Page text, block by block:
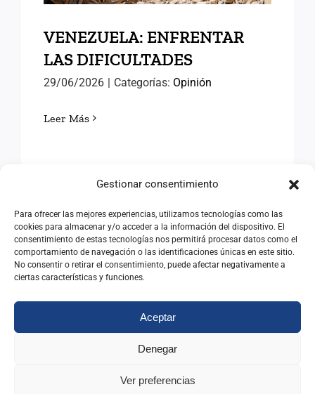
Gestionar consentimiento
Para ofrecer las mejores experiencias, utilizamos tecnologías como las
cookies para almacenar y/o acceder a la información del dispositivo. El
consentimiento de estas tecnologías nos permitirá procesar datos como el
comportamiento de navegación o las identificaciones únicas en este sitio.
No consentir o retirar el consentimiento, puede afectar negativamente a
ciertas características y funciones.
Aceptar
Denegar
Ver preferencias
VENEZUELA: ENFRENTAR
LAS DIFICULTADES
29/06/2026 | Categorías: Opinión
Leer Más
EN RECUERDO DE